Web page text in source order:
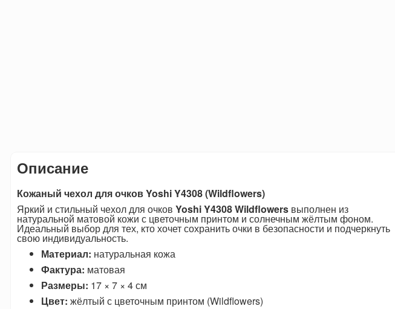
Описание
Кожаный чехол для очков Yoshi Y4308 (Wildflowers)
Яркий и стильный чехол для очков Yoshi Y4308 Wildflowersвыполнен из
натуральной матовой кожи с цветочным принтом и солнечным жёлтым фоном.
Идеальный выбор для тех, кто хочет сохранить очки в безопасности и подчеркнуть
свою индивидуальность.
Материал: натуральная кожа
Фактура: матовая
Размеры: 17 × 7 × 4 см
Цвет: жёлтый с цветочным принтом (Wildflowers)